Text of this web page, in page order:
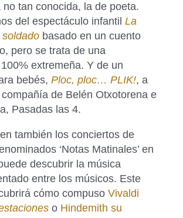
no tan conocida, la de poeta.
del espectáculo infantil La
basado en un cuento
pero se trata de una
extremeña. Y de un
bebés, Ploc, ploc… PLIK!, a
de Belén Otxotorena e
Pasadas las 4.
también los conciertos de
‘Notas Matinales’ en
descubrir la música
entre los músicos. Este
cómo compuso Vivaldi
o Hindemith su